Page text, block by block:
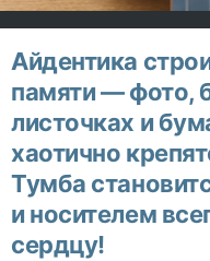
Айдентика
памяти — фото,
листочках и
хаотично
Тумба
и носителем
сердцу!